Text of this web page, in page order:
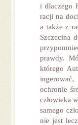
i dlaczego
racji na
a także z
Szczecina
prawdy.
którego
ochronie
człowieka
samego
nie jest